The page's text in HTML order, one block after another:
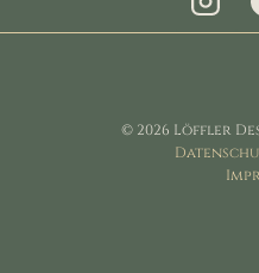
© 2026 Löffler